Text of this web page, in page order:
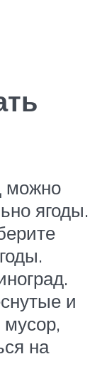
можно
ягоды.
и
на